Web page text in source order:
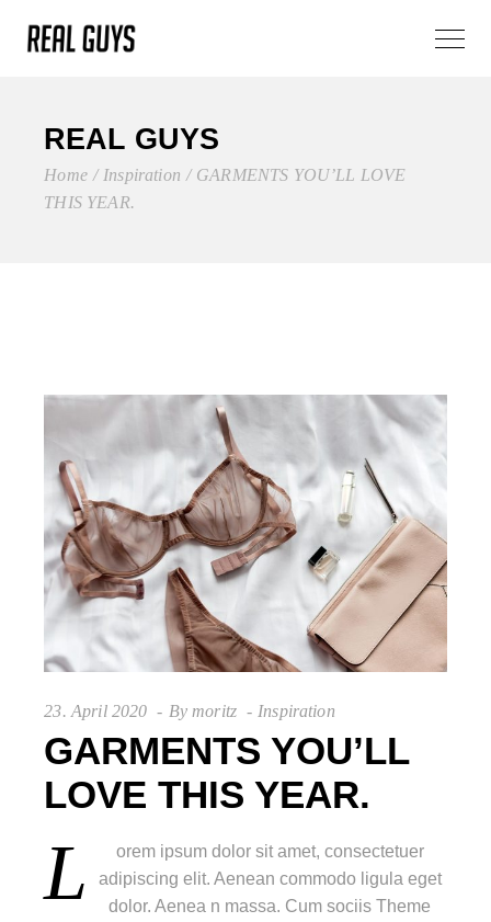
REAL GUYS
Home Inspiration
GARMENTS YOU’LL LOVE
THIS YEAR.
23. April 2020 By moritz Inspiration
GARMENTS YOU’LL
LOVE THIS YEAR.
L
orem ipsum dolor sit amet, consectetuer
adipiscing elit. Aenean commodo ligula eget
dolor. Aenea n massa. Cum sociis Theme